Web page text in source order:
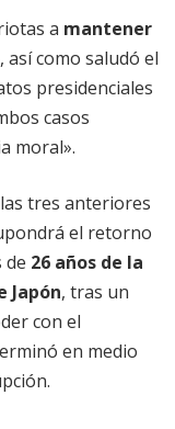
a mantener
, así como saludó el
presidenciales
casos
moral».
tres anteriores
el retorno
de 26 años de la
Japón, tras un
con el
en medio